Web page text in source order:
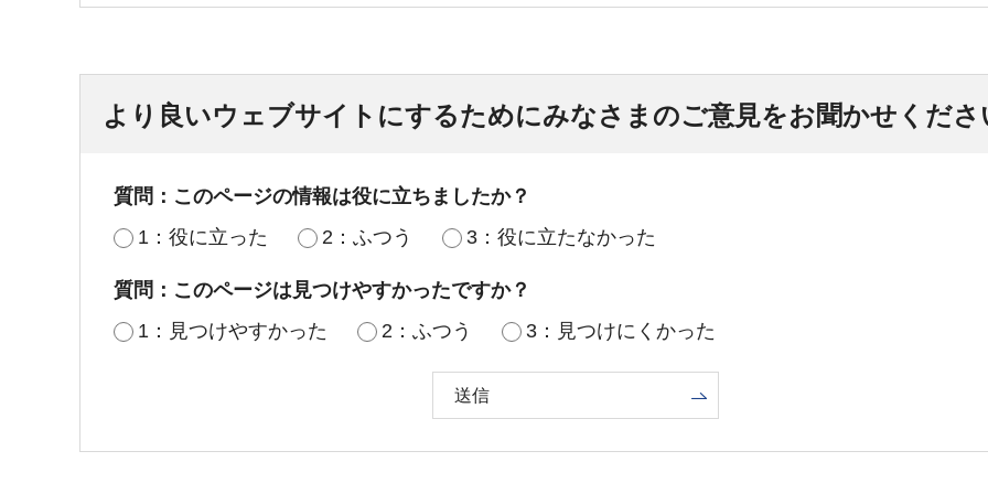
より良いウェブサイトにするためにみなさまのご意見をお聞かせくださ
質問：このページの情報は役に立ちましたか？
1：役に立った
2：ふつう 3：役に立たなかった
質問：このページは見つけやすかったですか？
1：見つけやすかった
2：ふつう 3：見つけにくかった